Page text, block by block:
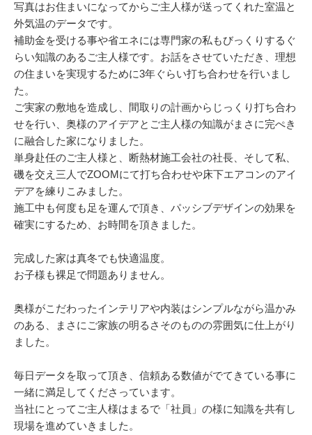
写真はお住まいになってからご主人様が送ってくれた室温と
外気温のデータです。
補助金を受ける事や省エネには専門家の私もびっくりするぐ
らい知識のあるご主人様です。お話をさせていただき、理想
の住まいを実現するために3年ぐらい打ち合わせを行いまし
た。
ご実家の敷地を造成し、間取りの計画からじっくり打ち合わ
せを行い、奥様のアイデアとご主人様の知識がまさに完ぺき
に融合した家になりました。
単身赴任のご主人様と、断熱材施工会社の社長、そして私、
磯を交え三人でZOOMにて打ち合わせや床下エアコンのアイ
デアを練りこみました。
施工中も何度も足を運んで頂き、パッシブデザインの効果を
確実にするため、お時間を頂きました。
完成した家は真冬でも快適温度。
お子様も裸足で問題ありません。
奥様がこだわったインテリアや内装はシンプルながら温かみ
のある、まさにご家族の明るさそのものの雰囲気に仕上がり
ました。
毎日データを取って頂き、信頼ある数値がでてきている事に
一緒に満足してくださっています。
当社にとってご主人様はまるで「社員」の様に知識を共有し
現場を進めていきました。